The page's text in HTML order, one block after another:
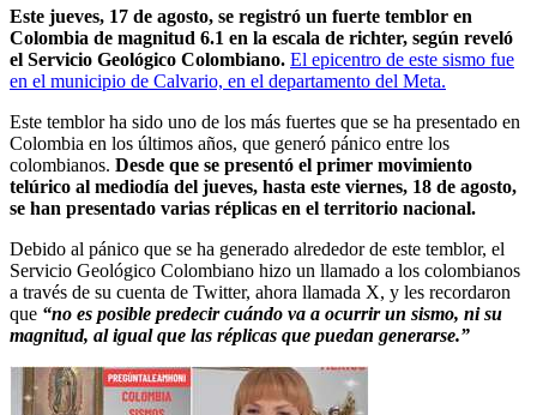
Este jueves, 17 de agosto, se registró un fuerte temblor en
Colombia de magnitud 6.1 en la escala de richter, según reveló
el Servicio Geológico Colombiano. El epicentro de este sismo fue
en el municipio de Calvario, en el departamento del Meta.
Este temblor ha sido uno de los más fuertes que se ha presentado en
Colombia en los últimos años, que generó pánico entre los
colombianos. Desde que se presentó el primer movimiento
telúrico al mediodía del jueves, hasta este viernes, 18 de agosto,
se han presentado varias réplicas en el territorio nacional.
Debido al pánico que se ha generado alrededor de este temblor, el
Servicio Geológico Colombiano hizo un llamado a los colombianos
a través de su cuenta de Twitter, ahora llamada X, y les recordaron
que “no es posible predecir cuándo va a ocurrir un sismo, ni su
magnitud, al igual que las réplicas que puedan generarse.”